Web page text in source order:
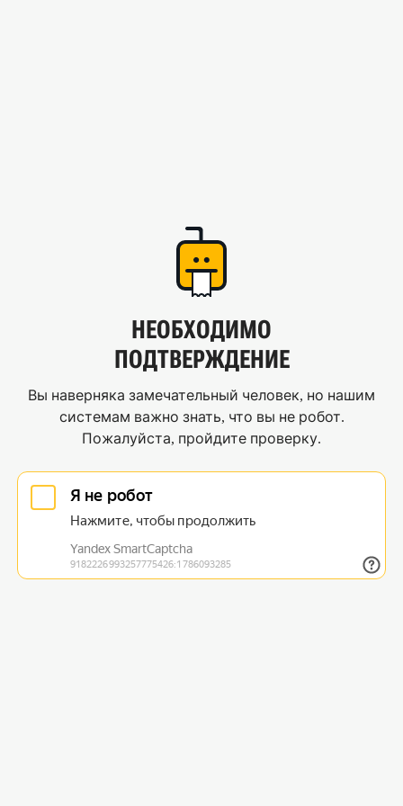
НЕОБХОДИМО
ПОДТВЕРЖДЕНИЕ
Вы наверняка замечательный человек, но нашим
системам важно знать, что вы не робот.
Пожалуйста, пройдите проверку.